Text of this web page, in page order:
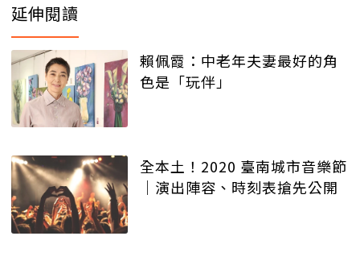
延伸閱讀
賴佩霞：中老年夫妻最好的角
色是「玩伴」
全本土！2020 臺南城市音樂節
｜演出陣容、時刻表搶先公開